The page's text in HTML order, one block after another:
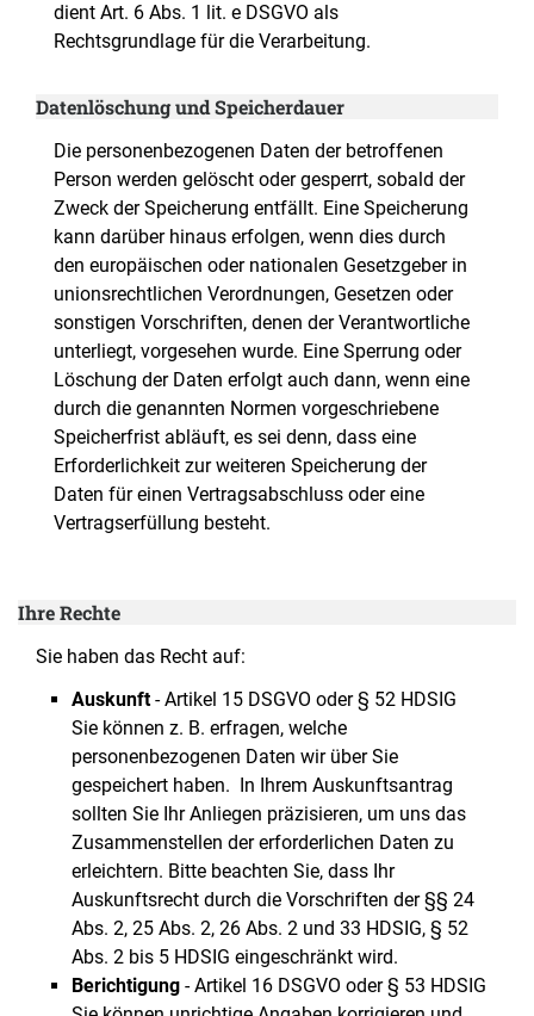
dient Art. 6 Abs. 1 lit. e DSGVO als
Rechtsgrundlage für die Verarbeitung.
Datenlöschung und Speicherdauer
Die personenbezogenen Daten der betroffenen
Person werden gelöscht oder gesperrt, sobald der
Zweck der Speicherung entfällt. Eine Speicherung
kann darüber hinaus erfolgen, wenn dies durch
den europäischen oder nationalen Gesetzgeber in
unionsrechtlichen Verordnungen, Gesetzen oder
sonstigen Vorschriften, denen der Verantwortliche
unterliegt, vorgesehen wurde. Eine Sperrung oder
Löschung der Daten erfolgt auch dann, wenn eine
durch die genannten Normen vorgeschriebene
Speicherfrist abläuft, es sei denn, dass eine
Erforderlichkeit zur weiteren Speicherung der
Daten für einen Vertragsabschluss oder eine
Vertragserfüllung besteht.
Ihre Rechte
Sie haben das Recht auf:
Auskunft- Artikel 15 DSGVO oder § 52 HDSIG
Sie können z. B. erfragen, welche
personenbezogenen Daten wir über Sie
gespeichert haben. In Ihrem Auskunftsantrag
sollten Sie Ihr Anliegen präzisieren, um uns das
Zusammenstellen der erforderlichen Daten zu
erleichtern. Bitte beachten Sie, dass Ihr
Auskunftsrecht durch die Vorschriften der §§ 24
Abs. 2, 25 Abs. 2, 26 Abs. 2 und 33 HDSIG, § 52
Abs. 2 bis 5 HDSIG eingeschränkt wird.
Berichtigung - Artikel 16 DSGVO oder § 53 HDSIG